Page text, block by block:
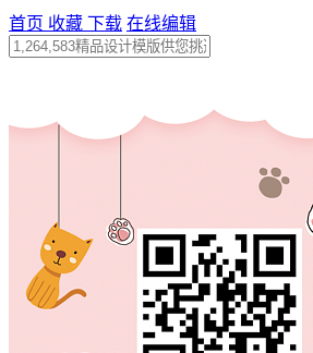
首页 收藏 下载 在线编辑